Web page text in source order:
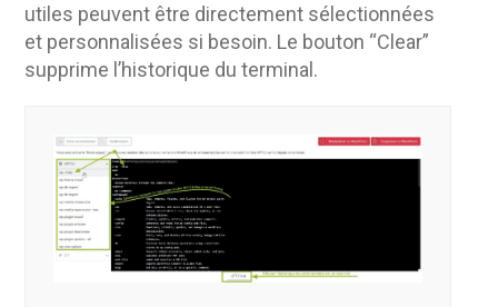
utiles peuvent être directement sélectionnées
et personnalisées si besoin. Le bouton “Clear”
supprime l’historique du terminal.